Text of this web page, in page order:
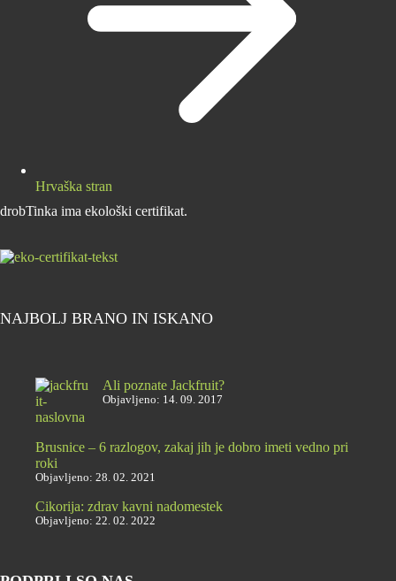
Hrvaška stran
drobTinka ima ekološki certifikat.
NAJBOLJ BRANO IN ISKANO
Ali poznate Jackfruit?
Objavljeno: 14. 09. 2017
Brusnice – 6 razlogov, zakaj jih je dobro imeti vedno pri
roki
Objavljeno: 28. 02. 2021
Cikorija: zdrav kavni nadomestek
Objavljeno: 22. 02. 2022